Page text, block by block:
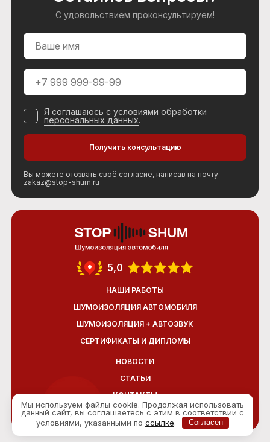
С удовольствием проконсультируем!
Я соглашаюсь с условиями обработки
персональных данных.
Вы можете отозвать своё согласие, написав на почту
zakaz@stop-shum.ru
5,0
НАШИ РАБОТЫ
ШУМОИЗОЛЯЦИЯ АВТОМОБИЛЯ
ШУМОИЗОЛЯЦИЯ + АВТОЗВУК
СЕРТИФИКАТЫ И ДИПЛОМЫ
НОВОСТИ
СТАТЬИ
КОНТАКТЫ
ОТЗЫВЫ
Мы используем файлы cookie. Продолжая использовать
данный сайт, вы соглашаетесь с этим в соответствии с
условиями, указанными по ссылке. Согласен